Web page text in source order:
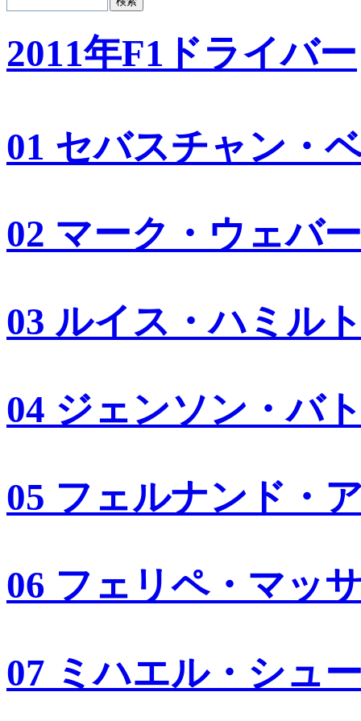
2011年F1ドライバー
01 セバスチャン・
02 マーク・ウェバー
03 ルイス・ハミル
04 ジェンソン・バ
05 フェルナンド・
06 フェリペ・マッ
07 ミハエル・シュ